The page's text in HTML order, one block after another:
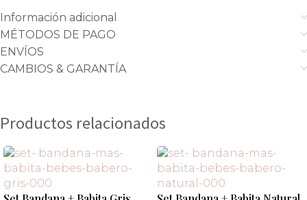
Información adicional
MÉTODOS DE PAGO
ENVÍOS
CAMBIOS & GARANTÍA
Productos relacionados